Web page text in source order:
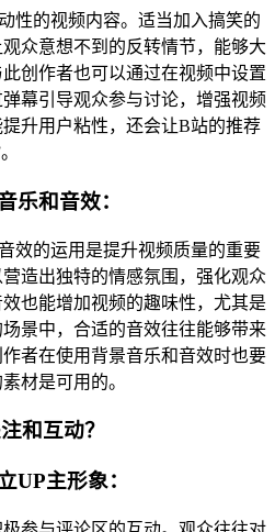
性的视频内容。适当加入搞笑的
众意想不到的反转情节，能够大
创作者也可以通过在视频中设置
幕引导观众参与讨论，增强视频
升用户粘性，还会让B站的推荐
乐和音效：
效的运用是提升视频质量的重要
造出独特的情感氛围，强化观众
也能增加视频的趣味性，尤其是
景中，合适的音效往往能够带来
者在使用背景音乐和音效时也要
材是可用的。
和互动？
UP主形象：